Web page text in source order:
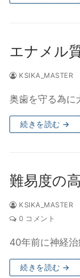
エナメル
KSIKA_MASTER
奥歯を守る為に
続きを読む →
難易度の
KSIKA_MASTER
0 コメント
40年前に神経
続きを読む →